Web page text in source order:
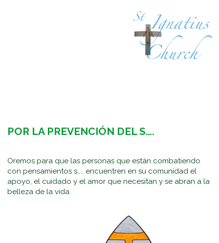
POR LA PREVENCIÓN DEL S….
Oremos para que las personas que están combatiendo
con pensamientos s….. encuentren en su comunidad el
apoyo, el cuidado y el amor que necesitan y se abran a la
belleza de la vida.